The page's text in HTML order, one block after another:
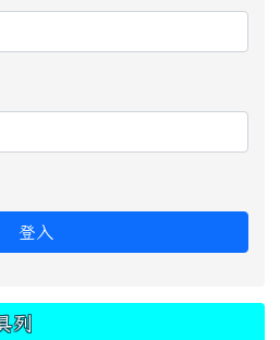
登入
列